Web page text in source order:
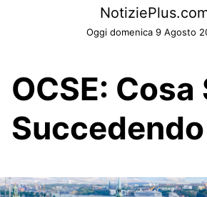
Oggi domenica 9 Agosto
OCSE: Cosa